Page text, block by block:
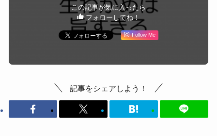
この記事が気に入ったら
フォローしてね！
Follow Me
記事をシェアしよう！